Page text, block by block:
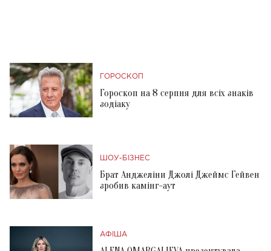
ГОРОСКОП
Гороскоп на 8 серпня для всіх знаків
зодіаку
ШОУ-БІЗНЕС
Брат Анджеліни Джолі Джеймс Гейвен
зробив камінг-аут
АФІША